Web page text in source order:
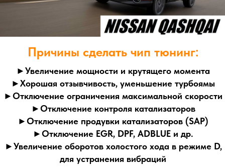
►Отключение контроля катализаторов
►Отключение продувки катализаторов (SAP)
►Отключение EGR, DPF, ADBLUE и др.
►Увеличение оборотов холостого хода в режиме D,
Цель чип тюнинга - оптимизация динамических
характеристик автомобиля достигаемая изменением
калибровок алгоритмов системы управления дросселем,
наддува для турбированных двигателей, угла
опережения зажигания, топливоподачи и их
динамическими коррекциями.
Доступно отключение систем евронорм, контроль
катализаторов, продувки катализаторов (SAP), сажевых
фильтров, EGR, Adblue и др. Чип тюнинг под евро-2 - это
100% гарантия того, что двигатель будет работать в
штатном режиме без ошибок по катализатору и системам
евронорм. Вам не понадобятся всякого рода обманки на
датчики кислорода, мы грамотно отключим его